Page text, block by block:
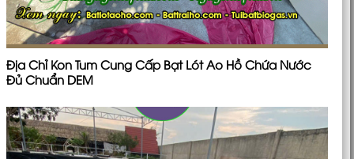
Địa Chỉ Kon Tum Cung Cấp Bạt Lót Ao Hồ Chứa Nước
Đủ Chuẩn DEM